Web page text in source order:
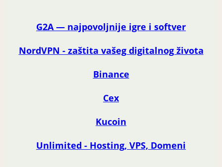
G2A — najpovoljnije igre i softver
NordVPN - zaštita vašeg digitalnog života
Binance
Cex
Kucoin
Unlimited - Hosting, VPS, Domeni